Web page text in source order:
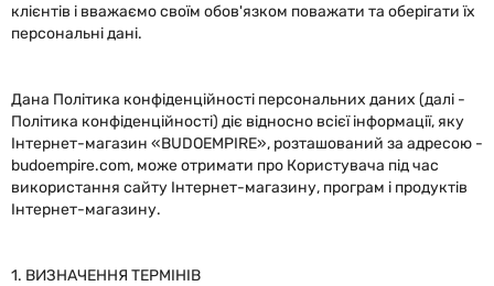
клієнтів і вважаємо своїм обов'язком поважати та оберігати їх
персональні дані.
Дана Політика конфіденційності персональних даних (далі -
Політика конфіденційності) діє відносно всієї інформації, яку
Інтернет-магазин «BUDOEMPIRE», розташований за адресою -
budoempire.com, може отримати про Користувача під час
використання сайту Інтернет-магазину, програм і продуктів
Інтернет-магазину.
1. ВИЗНАЧЕННЯ ТЕРМІНІВ